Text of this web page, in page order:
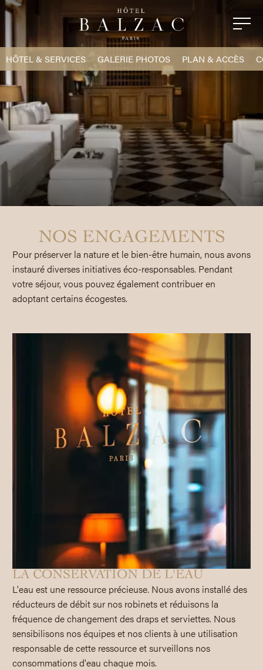
NOS ENGAGEMENTS
Pour préserver la nature et le bien-être humain, nous avons
instauré diverses initiatives éco-responsables. Pendant
votre séjour, vous pouvez également contribuer en
adoptant certains écogestes.
LA CONSERVATION DE L'EAU
L'eau est une ressource précieuse. Nous avons installé des
réducteurs de débit sur nos robinets et réduisons la
fréquence de changement des draps et serviettes. Nous
sensibilisons nos équipes et nos clients à une utilisation
responsable de cette ressource et surveillons nos
consommations d'eau chaque mois.
HÔTEL & SERVICES GALERIE PHOTOS PLAN & ACCÈS